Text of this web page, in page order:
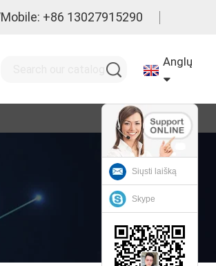
+86 13027915290
Anglų
Siųsti laišką
Skype